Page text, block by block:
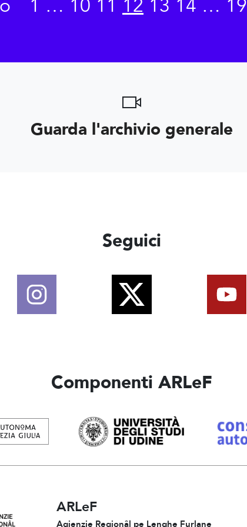
1 … 10 11 12 13 14 … 19
Guarda l'archivio generale
Seguici
Componenti ARLeF
ARLeF
Agjenzie Regjonâl pe Lenghe Furlane